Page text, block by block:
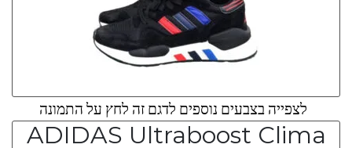
לצפייה בצבעים נוספים לדגם זה לחץ על התמונה
ADIDAS Ultraboost Clima